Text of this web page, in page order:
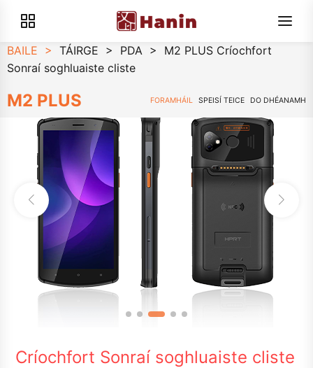
BAILE > TÁIRGE > PDA >
M2 PLUS Críochfort
Sonraí soghluaiste cliste
M2 PLUS FORAMHÁIL SPEISÍ TEICE DO DHÉANAMH
Críochfort Sonraí soghluaiste cliste